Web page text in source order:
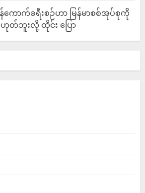
ောက်ခရီးစဉ်ဟာ မြန်မာစစ်အုပ်စုကို
ဟုတ်ဘူးလို့ ထိုင်း ပြော